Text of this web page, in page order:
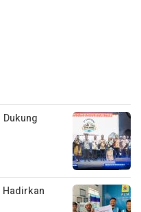
Dukung
Hadirkan